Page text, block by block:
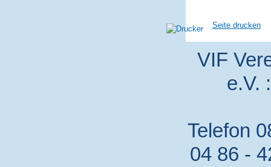
Seite drucken
VIF
e.V.
Telefon
04 86 -